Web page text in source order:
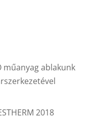
műanyag ablakunk
2018